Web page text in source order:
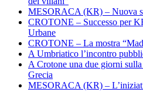
MESORACA (KR) – Nuova
CROTONE – Successo per
Urbane
CROTONE – La mostra
A Umbriatico l’incontro
A Crotone una due giorni
Grecia
MESORACA (KR) –